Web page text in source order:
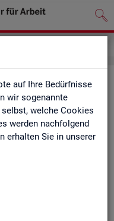
auf Ihre Bedürfnisse
wir sogenannte
welche Cookies
werden nachfolgend
erhalten Sie in unserer
und Ar­beits­
der BA
wir Sie über
und den BA-